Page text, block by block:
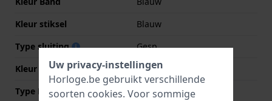
Kleur stiksel
Blauw
Type sluiting
Gesp
Kleur sluiting
Zilver
Type Bevestiging
Bandpennen
Uw privacy-instellingen
Horloge.be gebruikt verschillende
soorten cookies. Voor sommige